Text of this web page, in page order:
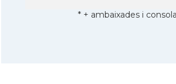
* + ambaixades i